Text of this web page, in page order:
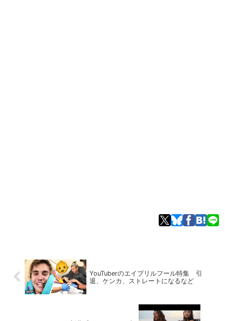
YouTuberのエイプリルフール特集 引
退、ケンカ、ストレートになるなど